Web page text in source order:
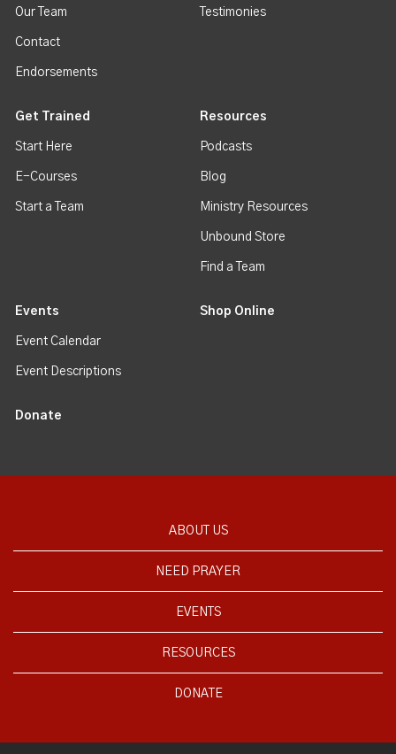
Our Team
Contact
Endorsements
Testimonies
Get Trained
Start Here
E-Courses
Start a Team
Resources
Podcasts
Blog
Ministry Resources
Unbound Store
Find a Team
Events
Event Calendar
Event Descriptions
Shop Online
Donate
ABOUT US
NEED PRAYER
EVENTS
RESOURCES
DONATE